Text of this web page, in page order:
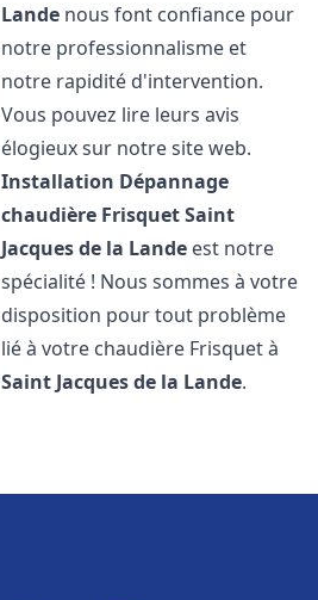
Lande nous font confiance pour
notre professionnalisme et
notre rapidité d'intervention.
Vous pouvez lire leurs avis
élogieux sur notre site web.
Installation Dépannage
chaudière FrisquetSaint
Jacques de la Lande est notre
spécialité ! Nous sommes à votre
disposition pour tout problème
lié à votre chaudière Frisquet à
Saint Jacques de la Lande.